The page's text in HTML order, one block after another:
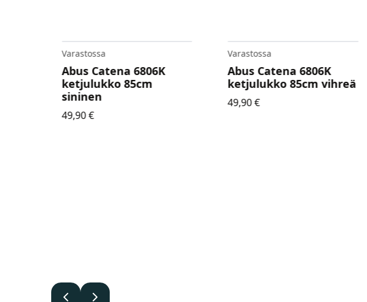
Varastossa
Abus Catena 6806K
ketjulukko 85cm
sininen
49,90€
Varastossa
Abus Catena 6806K
ketjulukko 85cm vihreä
49,90€